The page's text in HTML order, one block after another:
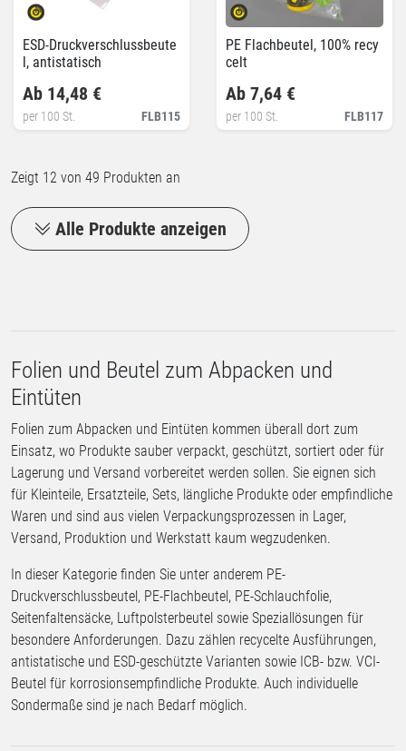
ESD-Druckverschlussbeute
l, antistatisch
FLB115
Ab 14,48 €
per 100 St.
PE Flachbeutel, 100% recy
celt
FLB117
Ab 7,64 €
per 100 St.
Zeigt 12 von 49 Produkten an
Alle Produkte anzeigen
Folien und Beutel zum Abpacken und
Eintüten
Folien zum Abpacken und Eintüten kommen überall dort zum
Einsatz, wo Produkte sauber verpackt, geschützt, sortiert oder für
Lagerung und Versand vorbereitet werden sollen. Sie eignen sich
für Kleinteile, Ersatzteile, Sets, längliche Produkte oder empfindliche
Waren und sind aus vielen Verpackungsprozessen in Lager,
Versand, Produktion und Werkstatt kaum wegzudenken.
In dieser Kategorie finden Sie unter anderem PE-
Druckverschlussbeutel, PE-Flachbeutel, PE-Schlauchfolie,
Seitenfaltensäcke, Luftpolsterbeutel sowie Speziallösungen für
besondere Anforderungen. Dazu zählen recycelte Ausführungen,
antistatische und ESD-geschützte Varianten sowie ICB- bzw. VCI-
Beutel für korrosionsempfindliche Produkte. Auch individuelle
Sondermaße sind je nach Bedarf möglich.